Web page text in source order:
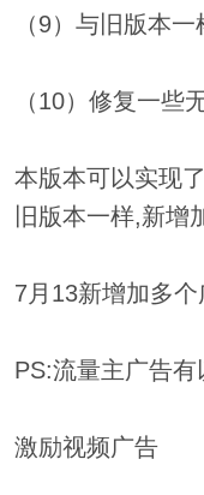
（9）与旧版本
（10）修复一些
本版本可以实现
旧版本一样,新
7月13新增加多
PS:流量主广告有
激励视频广告